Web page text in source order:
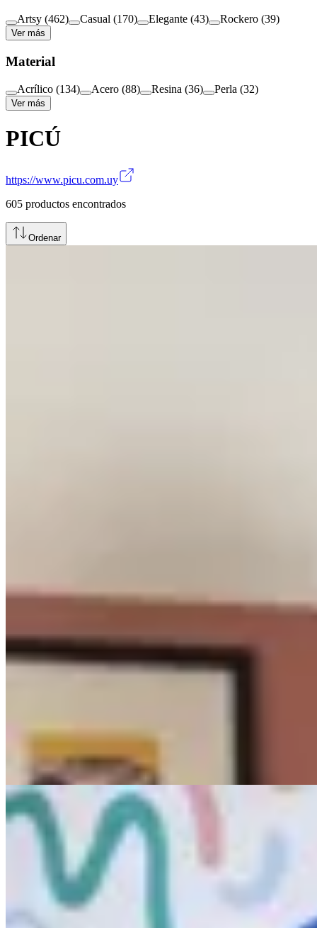
Artsy (462) Casual (170) Elegante (43) Rockero (39)
Ver más
Material
Acrílico (134) Acero (88) Resina (36) Perla (32)
Ver más
PICÚ
https://www.picu.com.uy
605 productos encontrados
Ordenar
PICÚ